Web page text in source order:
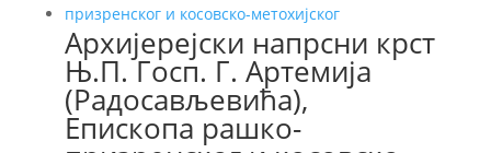
Архијерејски напрсни крст
Њ.П. Госп. Г. Артемија
(Радосављевића),
Епископа рашко-